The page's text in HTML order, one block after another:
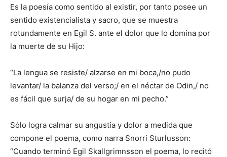
Es la poesía como sentido al existir, por tanto posee un
sentido existencialista y sacro, que se muestra
rotundamente en Egil S. ante el dolor que lo domina por
la muerte de su Hijo:
“La lengua se resiste/ alzarse en mi boca,/no pudo
levantar/ la balanza del verso;/ en el néctar de Odin,/ no
es fácil que surja/ de su hogar en mi pecho.”
Sólo logra calmar su angustia y dolor a medida que
compone el poema, como narra Snorri Sturlusson:
“Cuando terminó Egil Skallgrimnsson el poema, lo recitó